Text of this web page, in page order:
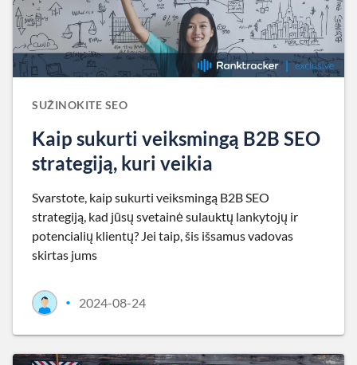
SUŽINOKITE SEO
Kaip sukurti veiksmingą B2B SEO
strategiją, kuri veikia
Svarstote, kaip sukurti veiksmingą B2B SEO
strategiją, kad jūsų svetainė sulauktų lankytojų ir
potencialių klientų? Jei taip, šis išsamus vadovas
skirtas jums
• 2024-08-24